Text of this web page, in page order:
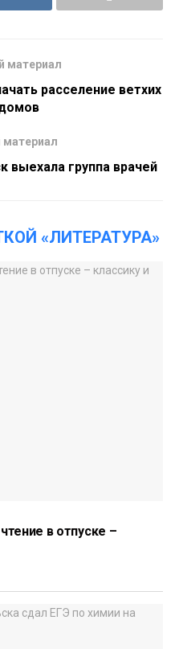
материал
расселение ветхих
выехала группа врачей
«ЛИТЕРАТУРА»
в отпуске –